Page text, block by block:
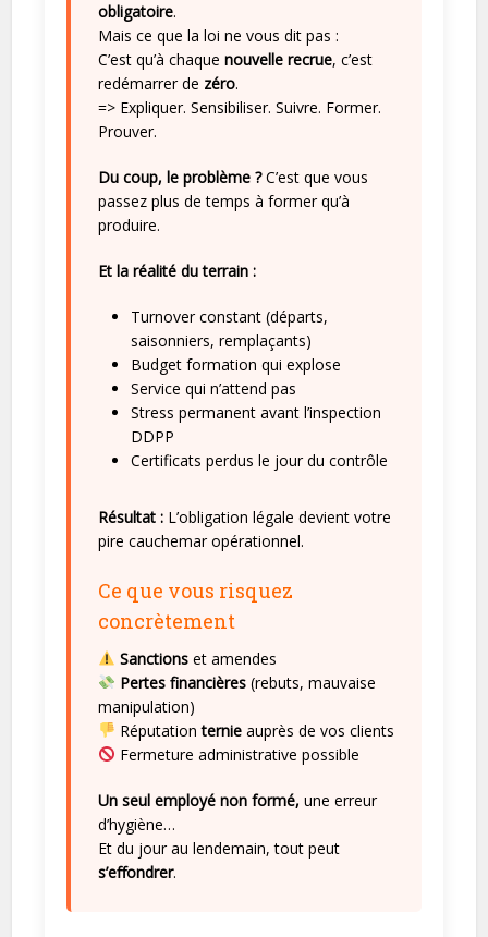
obligatoire.
Mais ce que la loi ne vous dit pas :
C’est qu’à chaque nouvelle recrue, c’est
redémarrer de zéro.
=> Expliquer. Sensibiliser. Suivre. Former.
Prouver.
Du coup, le problème ?C’est que vous
passez plus de temps à former qu’à
produire.
Et la réalité du terrain :
Turnover constant (départs,
saisonniers, remplaçants)
Budget formation qui explose
Service qui n’attend pas
Stress permanent avant l’inspection
DDPP
Certificats perdus le jour du contrôle
Résultat :L’obligation légale devient votre
pire cauchemar opérationnel.
Ce que vous risquez
concrètement
Sanctionset amendes
Pertes financières(rebuts, mauvaise
manipulation)
Réputationternieauprès de vos clients
Fermeture administrative possible
Un seul employé non formé, une erreur
d’hygiène…
Et du jour au lendemain, tout peut
s’effondrer.